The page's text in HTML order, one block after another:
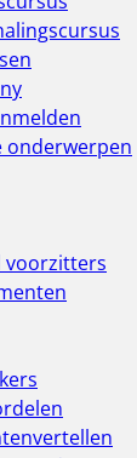
onderwerpen
voorzitters